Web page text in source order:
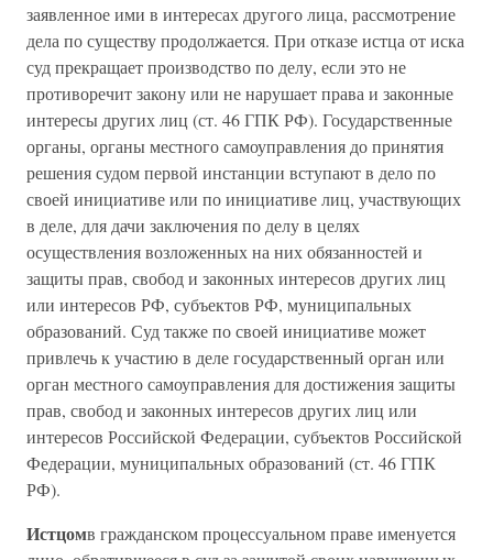
заявленное ими в интересах другого лица, рассмотрение
дела по существу продолжается. При отказе истца от иска
суд прекращает производство по делу, если это не
противоречит закону или не нарушает права и законные
интересы других лиц (ст. 46 ГПК РФ). Государственные
органы, органы местного самоуправления до принятия
решения судом первой инстанции вступают в дело по
своей инициативе или по инициативе лиц, участвующих
в деле, для дачи заключения по делу в целях
осуществления возложенных на них обязанностей и
защиты прав, свобод и законных интересов других лиц
или интересов РФ, субъектов РФ, муниципальных
образований. Суд также по своей инициативе может
привлечь к участию в деле государственный орган или
орган местного самоуправления для достижения защиты
прав, свобод и законных интересов других лиц или
интересов Российской Федерации, субъектов Российской
Федерации, муниципальных образований (ст. 46 ГПК
РФ).
Истцомв гражданском процессуальном праве именуется